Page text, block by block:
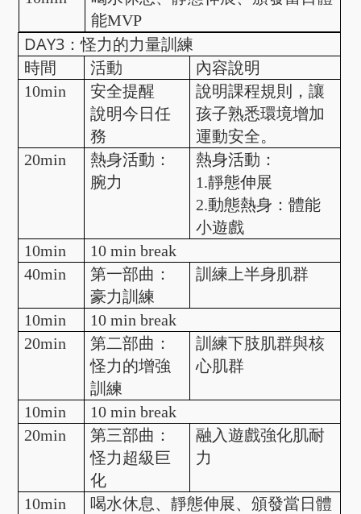
能MVP
DAY3：怪力的力量訓練
時間 活動
內容說明
10min
安全提醒
說明今日任
務
說明課程規則，讓
孩子熟悉環境增加
運動安全。
20min
熱身活動：
腕力
熱身活動：
1.靜態伸展
2.動態熱身：體能
小遊戲
10min
10 min break
40min
第一部曲：
豪力訓練
訓練上半身肌群
10min
10 min break
20min
第二部曲：
怪力的增強
訓練
訓練下肢肌群與核
心肌群
10min
10 min break
20min
第三部曲：
怪力超級巨
化
融入遊戲強化肌耐
力
10min
喝水休息、靜態伸展、頒發當日體